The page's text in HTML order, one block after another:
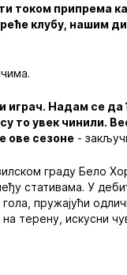
током припрема
клубу, нашим
Надам се да
то увек чинили.
ове сезоне -
граду Бело
стативама. У
пружајући
терену, искусни